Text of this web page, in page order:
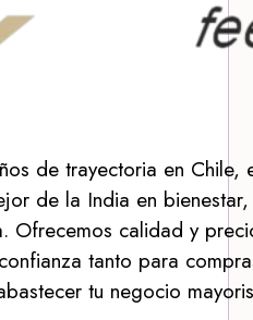
de trayectoria en Chile,
de la India en
Ofrecemos calidad y
tanto para
tu negocio